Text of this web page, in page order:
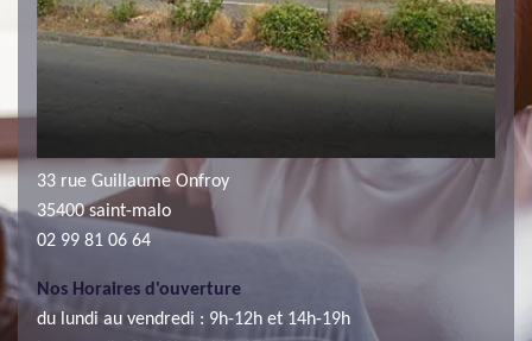
33 rue Guillaume Onfroy
35400 saint-malo
02 99 81 06 64
Nos Horaires d'ouverture
du lundi au vendredi : 9h-12h et 14h-19h